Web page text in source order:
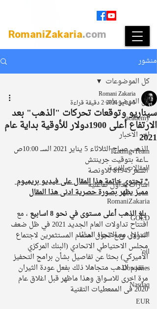
RomaniZakaria.com
منشور
كل الموضوعات
academy
اخر الاخبار
Trading-Team
المقالات الفنية
اشارات تداول تفاعلية
RomaniZakaria
GOLD
التداول مع الاتجاه السائد
oil
Dowjones
Nasdaq
EUR
كل الموضوعات
سيناريو وتوقعات تحركات "الذهب" بعد
الارتفاع أعلى 1900دولار للأوقية بداية عام
2021
Romani Zakaria
5 يناير 2021
2 دقيقة قراءة
الذهب صباح الثلاثاء 5 يناير 2021 الســ 10:00ص
ـــاعة بتوقيت جرينتش
السعر 1945$ للاونصة
* تحتوي خاتمة هذا المقال على فيديو بريميوم
مميز يظهر بصورة حصرية ادنى هذا المقال
بلغ الذهب أعلى مستوى في نحو 8 اسابيع
، مع
افتتاح تداولات العام الجديد 2021 في ظل ضعف
الدولار، ومع تحول اهتمام المستثمرين لاجتماع
مجلس الاحتياطي الاتحادي (البنك المركزي
الأميركي) بحثا عن تفاصيل بشأن برامج التحفيز
- تقدم الذهب متجاهلا ذلك بفعل عودة الثيران
مرة اخرى للاسواق وهذا ماظهر قبل اغلاق عام
2020 فى الممعطيات التقنية